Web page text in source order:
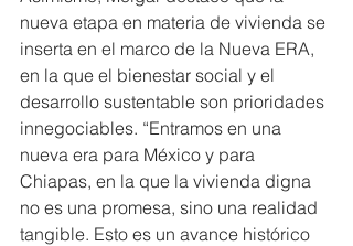
nueva etapa en materia de vivienda se
inserta en el marco de la Nueva ERA,
en la que el bienestar social y el
desarrollo sustentable son prioridades
innegociables. “Entramos en una
nueva era para México y para
Chiapas, en la que la vivienda digna
no es una promesa, sino una realidad
tangible. Esto es un avance histórico